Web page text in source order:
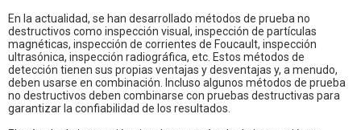
En la actualidad, se han desarrollado métodos de prueba no
destructivos como inspección visual, inspección de partículas
magnéticas, inspección de corrientes de Foucault, inspección
ultrasónica, inspección radiográfica, etc. Estos métodos de
detección tienen sus propias ventajas y desventajas y, a menudo,
deben usarse en combinación. Incluso algunos métodos de prueba
no destructivos deben combinarse con pruebas destructivas para
garantizar la confiabilidad de los resultados.